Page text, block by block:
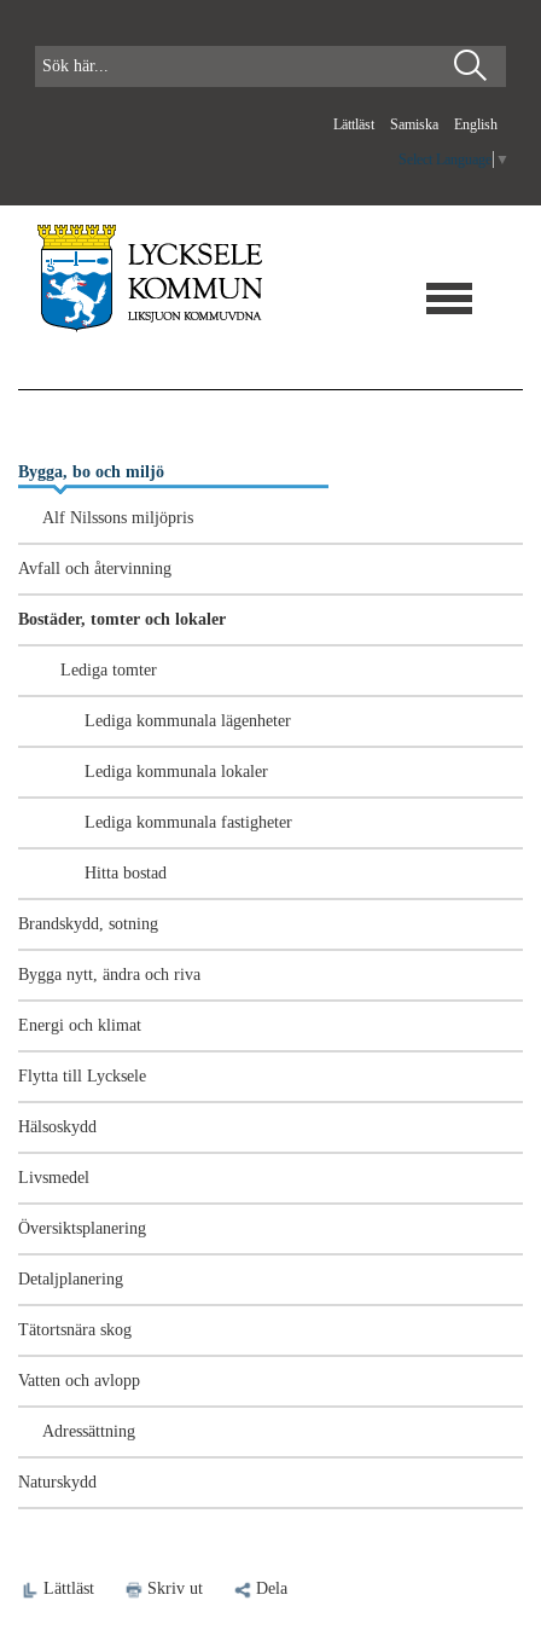
Lättläst Samiska English
Select Language ▼
Bygga, bo och miljö
Alf Nilssons miljöpris
Avfall och återvinning
Bostäder, tomter och lokaler
Lediga tomter
Lediga kommunala lägenheter
Lediga kommunala lokaler
Lediga kommunala fastigheter
Hitta bostad
Brandskydd, sotning
Bygga nytt, ändra och riva
Energi och klimat
Flytta till Lycksele
Hälsoskydd
Livsmedel
Översiktsplanering
Detaljplanering
Tätortsnära skog
Vatten och avlopp
Adressättning
Naturskydd
Lättläst Skriv ut Dela